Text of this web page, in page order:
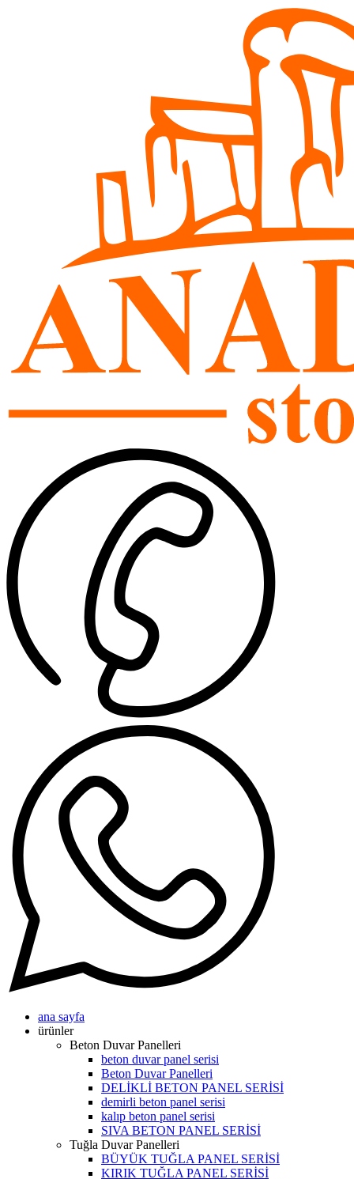
ana sayfa
ürünler
Beton Duvar Panelleri
beton duvar panel serisi
Beton Duvar Panelleri
DELİKLİ BETON PANEL SERİSİ
demirli beton panel serisi
kalıp beton panel serisi
SIVA BETON PANEL SERİSİ
Tuğla Duvar Panelleri
BÜYÜK TUĞLA PANEL SERİSİ
KIRIK TUĞLA PANEL SERİSİ